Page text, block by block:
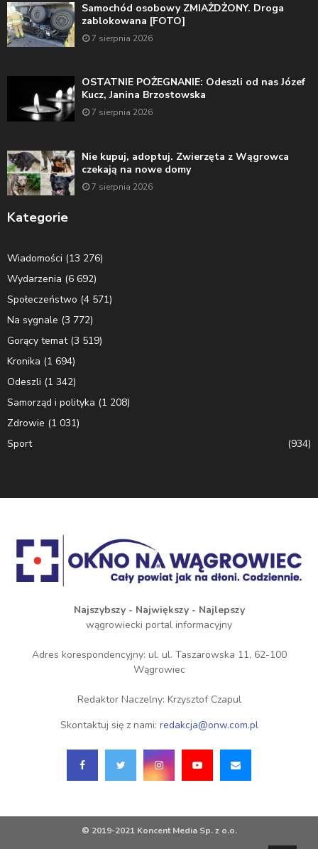
Samochód osobowy ZMIAŻDŻONY. Droga
zablokowana [FOTO]
7 sierpnia 2026
OSTATNIE POŻEGNANIE: Odeszli od nas Józef
Kucz, Janina Brzostowska
7 sierpnia 2026
Nie kupuj, adoptuj. Zwierzęta z Wągrowca
czekają na nowe domy
7 sierpnia 2026
Kategorie
Wiadomości (13 276)
Wydarzenia (6 692)
Społeczeństwo (4 571)
Na sygnale (3 772)
Gorący temat(3 519)
Kronika (1 694)
Odeszli (1 342)
Samorząd i polityka (1 208)
Zdrowie (1 031)
Sport
(934)
Najszybszy - Największy - Najlepszy
wągrowiecki portal informacyjny
Adres korespondencyjny: ul. ul. Taszarowska 11, 62-100
Wągrowiec
Redaktor Naczelny: Krzysztof Czapul
Skontaktuj się z nami: redakcja@onw.com.pl
© 2019-2021 Koncent Media Sp. z o.o.